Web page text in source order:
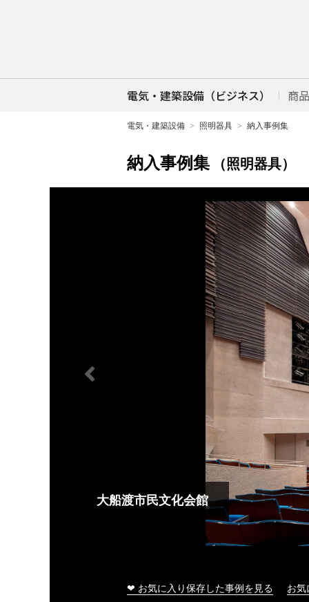
電気・建築設備（ビジネス） 商
電気・建築設備 照明器具 納入事例集
納入事例集 （照明器具）
大船渡市民文化会館
❤ お気に入り保存した事例を見る お